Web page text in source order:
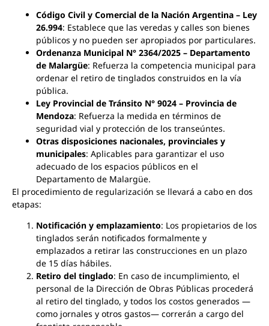
Código Civil y Comercial de la Nación Argentina – Ley
26.994: Establece que las veredas y calles son bienes
públicos y no pueden ser apropiados por particulares.
Ordenanza Municipal N° 2364/2025 – Departamento
de Malargüe: Refuerza la competencia municipal para
ordenar el retiro de tinglados construidos en la vía
pública.
Ley Provincial de Tránsito N° 9024 – Provincia de
Mendoza: Refuerza la medida en términos de
seguridad vial y protección de los transeúntes.
Otras disposiciones nacionales, provinciales y
municipales: Aplicables para garantizar el uso
adecuado de los espacios públicos en el
Departamento de Malargüe.
El procedimiento de regularización se llevará a cabo en dos
etapas:
Notificación y emplazamiento: Los propietarios de los
tinglados serán notificados formalmente y
emplazados a retirar las construcciones en un plazo
de 15 días hábiles.
Retiro del tinglado: En caso de incumplimiento, el
personal de la Dirección de Obras Públicas procederá
al retiro del tinglado, y todos los costos generados —
como jornales y otros gastos— correrán a cargo del